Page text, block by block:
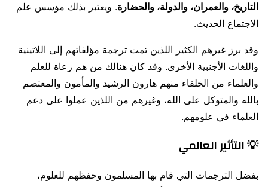
التاريخ، والعمران، والدولة، والحضارة. ويعتبر بذلك مؤسس علم
الاجتماع الحديث.
وقد برز غيرهم الكثير اللذين تمت ترجمة مؤلفاتهم إلى اللاتينية
واللغات الأجنبية الأخرى. وقد كان هنالك من هم رعاة للعلم
والعلماء من الخلفاء منهم هارون الرشيد والمأمون والمعتصم
بالله والمتوكل على الله، وغيرهم من اللذين عملوا على دعم
العلماء في علومهم.
💡 التأثير العالمي
بفضل الترجمات التي قام بها المسلمون وحفظهم للعلوم،